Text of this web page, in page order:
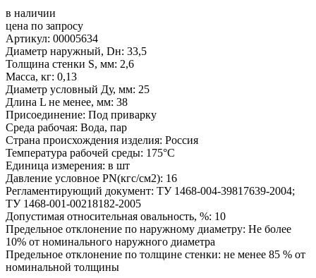
в наличии
цена по запросу
Артикул: 00005634
Диаметр наружный, Dн: 33,5
Толщина стенки S, мм: 2,6
Масса, кг: 0,13
Диаметр условный Ду, мм: 25
Длина L не менее, мм: 38
Присоединение: Под приварку
Среда рабочая: Вода, пар
Страна происхождения изделия: Россия
Температура рабочей среды: 175°С
Единица измерения: в шт
Давление условное PN(кгс/см2): 16
Регламентирующий документ: ТУ 1468-004-39817639-2004;
ТУ 1468-001-00218182-2005
Допустимая относительная овальность, %: 10
Предельное отклонение по наружному диаметру: Не более
10% от номинального наружного диаметра
Предельное отклонение по толщине стенки: не менее 85 % от
номинальной толщины